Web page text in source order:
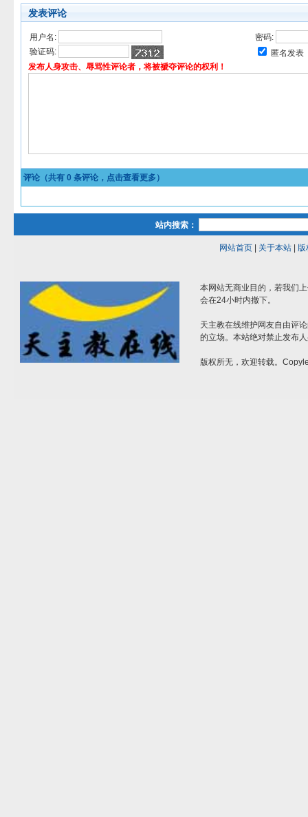
发表评论
用户名:
密码:
验证码:
匿名发表
发布人身攻击、辱骂性评论者，将被褫夺评论的权利！
评论（共有 0 条评论，点击查看更多）
站内搜索：
网站首页| 关于本站| 版
本网站无商业目的，若我们
会在24小时内撤下。
天主教在线维护网友自由评
的立场。本站绝对禁止发布
版权所无，欢迎转载。